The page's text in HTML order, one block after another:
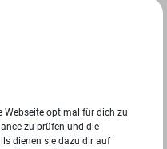
optimal für dich zu
zu prüfen und die
dienen sie dazu dir auf